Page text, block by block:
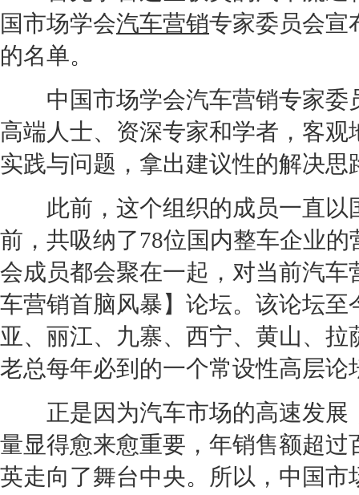
国市场学会汽车营销专家委员会宣
的名单。
中国市场学会汽车营销专家委
高端人士、资深专家和学者，客观
实践与问题，拿出建议性的解决思
此前，这个组织的成员一直以
前，共吸纳了78位国内整车企业的
会成员都会聚在一起，对当前汽车
车营销首脑风暴】论坛。该论坛
亚、丽江、九寨、西宁、黄山、
老总每年必到的一个常设性高层
正是因为汽车市场的高速发展
量显得愈来愈重要，年销售额超过
英走向了舞台中央。所以，中国市